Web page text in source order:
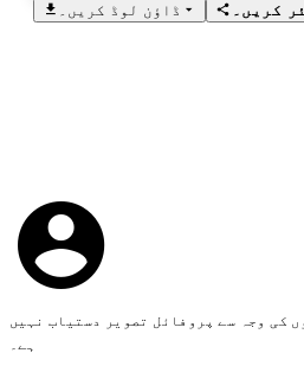
ڈاؤن لوڈ کریں۔
کریں۔
کی وجہ سے پروفائل تصویر دستیاب نہیں
ہے۔